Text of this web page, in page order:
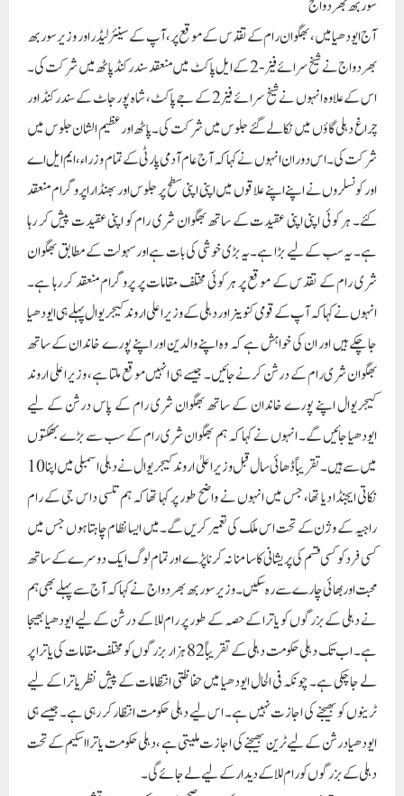
ہے۔ یہ سب کے لیے بڑا ہے۔یہ بڑی خوشی کی بات ہے اور سہولت کے مطابق بھگوان
شری رام کے تقدس کے موقع پر ہر کوئی مختلف مقامات پر پروگرام منعقد کر رہا ہے۔
انہوں نے کہا کہ آپ کے قومی کنوینر اور دہلی کے وزیر اعلی اروند کیجریوال پہلے ہی ایودھیا
جا چکے ہیں اور ان کی خواہش ہے کہ وہ اپنے والدین اور اپنے پورے خاندان کے ساتھ
بھگوان شری رام کے درشن کرنے جائیں۔ جیسے ہی انہیں موقع ملتا ہے، وزیر اعلی اروند
کیجریوال اپنے پورے خاندان کے ساتھ بھگوان شری رام کے پاس درشن کے لیے
ایودھیا جائیں گے۔ انہوں نے کہا کہ ہم بھگوان شری رام کے سب سے بڑے بھکتوں
میں سے ہیں۔ تقریباً ڈھائی سال قبل وزیر اعلیٰ اروند کیجریوال نے دہلی اسمبلی میں اپنا 10
نکاتی ایجنڈا دیا تھا، جس میں انہوں نے واضح طور پر کہا تھا کہ ہم تلسی داس جی کے رام
راجیہ کے وژن کے تحت اس ملک کی تعمیر کریں گے۔میں ایسا نظام چاہتا ہوں جس میں
کسی فرد کو کسی قسم کی پریشانی کا سامنا نہ کرنا پڑے اور تمام لوگ ایک دوسرے کے ساتھ
محبت اور بھائی چارے سے رہ سکیں۔وزیر سوربھ بھردواج نے کہا کہ آج سے پہلے بھی ہم
نے دہلی کے بزرگوں کو یاترا کے حصہ کے طور پر رام للا کے درشن کے لیے ایودھیا بھیجا
ہے۔ اب تک دہلی حکومت دہلی کے تقریباً 82 ہزار بزرگوں کو مختلف مقامات کی یاترا پر
لے جا چکی ہے۔ چونکہ فی الحال ایودھیا میں حفاظتی انتظامات کے پیش نظر یاترا کے لیے
ٹرینوں کو بھیجنے کی اجازت نہیں ہے۔ اس لیے دہلی حکومت انتظار کر رہی ہے۔ جیسے ہی
ایودھیا درشن کے لیے ٹرین بھیجنے کی اجازت ملیتی ہے ، دہلی حکومت یاترا اسکیم کے تحت
دہلی کے بزرگوں کو رام للا کے دیدار کے لیے لے جائے گی۔
مریدا پرشوتم شری رام نے پوری دنیا کو جینے کا صحیح طریقہ سکھایا ہے: آتشی
شری رام مندر کے تقدس کے موقع پر، آپ کی سینئر لیڈر اور کابینہ کی وزیر آتشی نے
کالکاجی میں رسمی طور پر شری رام پوجا اور ہون کا اہتمام کیا۔ انہوں نے کہا کہ آج عظیم
مندر میں رام للا کی تقدیس کی جا رہی ہے جو پورے ہم وطنوں کے لیے ایک بڑا دن ہے۔
ہمیں امید ہے کہ آج ایودھیا میں نہ صرف شری رام کی زندگی کو مقدس کیا جا رہا ہے بلکہ
مریدا پرشوتم شری رام کی زندگی کو بھی ہم سب کے دلوں اور ضمیروں میں مقدس کیا جانا
چاہیے۔ انہوں نے کہا کہ بھگوان شری رام مریدا پرشوتم تھے اور انہوں نے پوری دنیا کو
جینے کا صحیح طریقہ سکھایا ہے۔ آج لوگوں کو ان حدود کا احترام کرنا ہوگا۔اپنی زندگی میں